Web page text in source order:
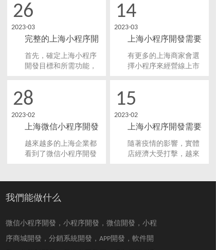
市場越來越受歡迎。尤
醫療服務的需求更加旺
盛。因此，上海醫療小
程序也越來越流行，如
何開發一款用戶喜愛和
信任的醫療小程序成了
視的問題。
足用戶和企業的需求。
上海小程序開發市場中
獲得一席之地。但在開
始上海小程序開發之
前，企業需要做哪些規
劃呢？
26
2023-03
完整的上海小程序開
發流程是怎樣的？
首先，確定上海小程序
開發目標和所需功能，
定、功能設計等工作，
間計劃。
14
2023-03
上海小程序開發需要
注意哪些問題？
有更多的上海商家會選
擇小程序來經營線上市
序的誕生和發展，讓很
開發費用的商家也找到
了獲取線上流量的辦
法。小程序開發之前，
還是需要了解一些與之
相關的問題。
28
2023-02
上海微信小程序開發
如何獲取更多用戶流
量？
越來越多的上海企業都
看到了微信小程序開發
紛看到了微信小程序所
微信小程序開發來獲取
更多用戶流量呢？
15
2023-02
上海小程序開發需要
多長時間?
隨著疫情的影響，實體
店經濟大受打擊，越來
間長短受到多種因素的
影響，因此小程序開發
我們能做什么
微信小程序開發，小程序開發，微信開發，小程
序商城開發，分銷系統開發，APP開發，軟件開